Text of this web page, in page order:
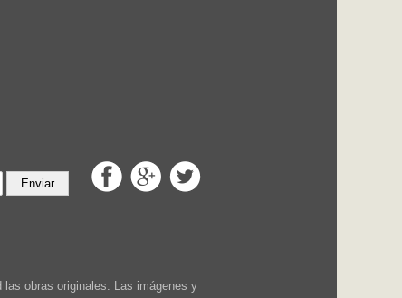
Enviar
obras originales. Las imágenes y